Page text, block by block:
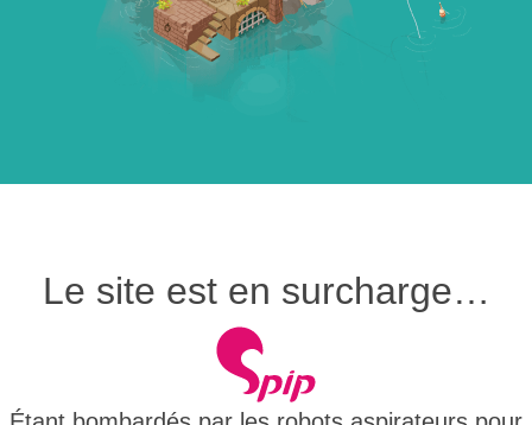
Le site est en surcharge…